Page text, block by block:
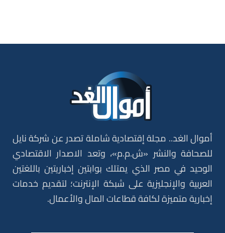
أموال الغد.. مجلة إقتصادية شاملة تصدر عن شركة نايل
للصحافة والنشر «ش.م.م»، وتعد الاصدار الاقتصادي
الوحيد في مصر الذي يمتلك بوابتين إخباريتين باللغتين
العربية والإنجليزية على شبكة الإنترنت؛ لتقديم خدمات
إخبارية متميزة لكافة قطاعات المال والأعمال.